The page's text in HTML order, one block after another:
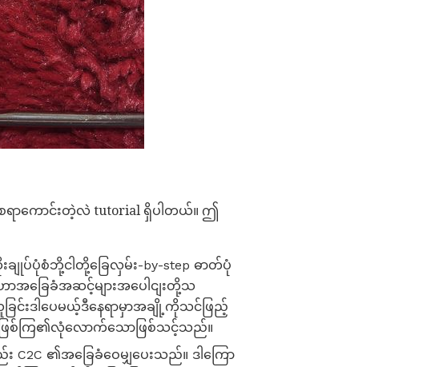
ရာကောင်းတဲ့လဲ tutorial ရှိပါတယ်။ ဤ
ျုပ်ပုံစံဘို့ငါတို့ခြေလှမ်း-by-step ဓာတ်ပုံ
အခြေခံအဆင့်များအပေါငျးတို့သ
းဒါပေမယ့်ဒီနေရာမှာအချို့ကိုသင်ဖြည့်
ဖြစ်ကြ၏လုံလောက်သောဖြစ်သင့်သည်။
C2C ၏အခြေခံဝေမျှပေးသည်။ ဒါကြော